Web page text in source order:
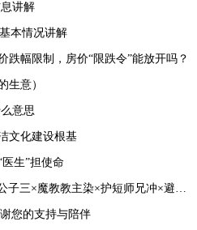
讲解
本情况讲解
跌幅限制，房价“限跌令”能放开吗？
生意）
意思
文化建设根基
生”担使命
主染×护短师兄冲×避世温柔影×贪财白莲羡）
您的支持与陪伴